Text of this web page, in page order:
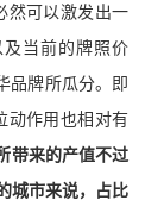
然可以激发出一
当前的牌照价
品牌所瓜分。即
动作用也相对有
带来的产值不过
城市来说，占比